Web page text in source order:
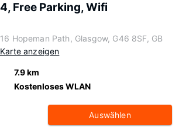
4, Free Parking, Wifi
16 Hopeman Path, Glasgow, G46 8SF, GB
Karte anzeigen
7.9 km
Kostenloses WLAN
Auswählen